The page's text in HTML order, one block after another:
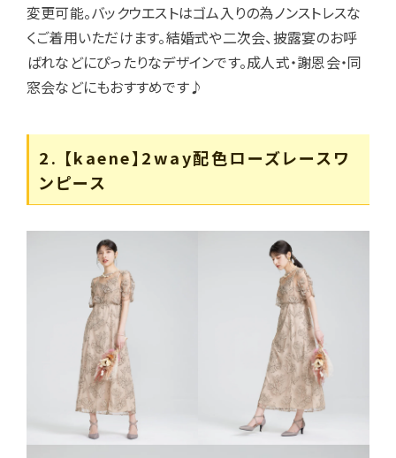
変更可能。バックウエストはゴム入りの為ノンストレスな
くご着用いただけます。結婚式や二次会、披露宴のお呼
ばれなどにぴったりなデザインです。成人式・謝恩会・同
窓会などにもおすすめです♪
2. 【kaene】2way配色ローズレースワ
ンピース